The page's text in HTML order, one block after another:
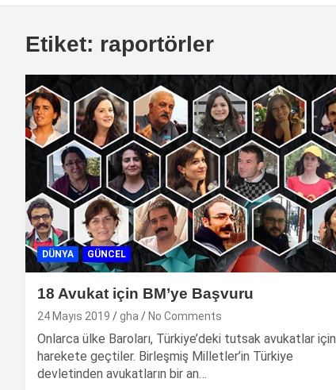
Etiket: raportörler
DÜNYA GÜNCEL
18 Avukat için BM’ye Başvuru
24 Mayıs 2019 gha No Comments
Onlarca ülke Baroları, Türkiye’deki tutsak avukatlar için
harekete geçtiler. Birleşmiş Milletler’in Türkiye
devletinden avukatların bir an…